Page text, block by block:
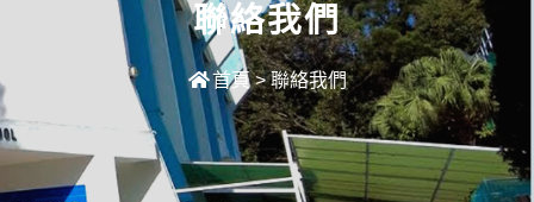
聯絡我們
首頁 > 聯絡我們